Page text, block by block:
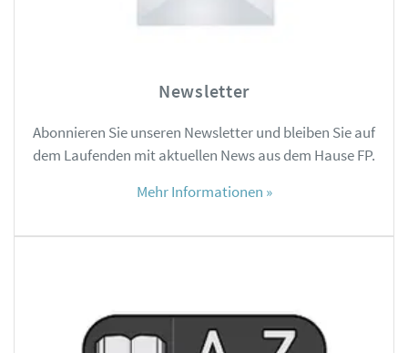
Newsletter
Abonnieren Sie unseren Newsletter und bleiben Sie auf
dem Laufenden mit aktuellen News aus dem Hause FP.
Mehr Informationen »